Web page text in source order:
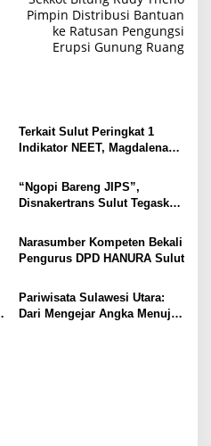
Pimpin Distribusi Bantuan
ke Ratusan Pengungsi
Erupsi Gunung Ruang
Terkait Sulut Peringkat 1
Indikator NEET, Magdalena
Secara Proposional, Agar
Tidak Timbul Persepsi Keliru
di Masyarakat
“Ngopi Bareng JIPS”,
Disnakertrans Sulut Tegaskan
Pekerja dari Ancaman PHK
Narasumber Kompeten Bekali
Pengurus DPD HANURA Sulut
Pariwisata Sulawesi Utara:
Dari Mengejar Angka Menuju